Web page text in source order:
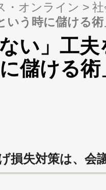
・オンライン
いう時に儲ける
い」工
儲ける
損失対策は、会